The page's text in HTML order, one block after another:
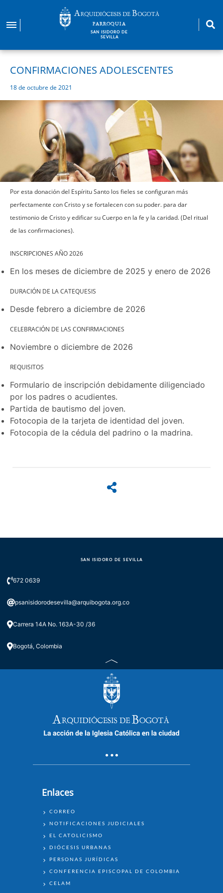
contenido
PARROQUIA
SAN ISIDORO DE
SEVILLA
CONFIRMACIONES ADOLESCENTES
18 de octubre de 2021
Por esta donación del Espíritu Santo los fieles se configuran más
perfectamente con Cristo y se fortalecen con su poder. para dar
testimonio de Cristo y edificar su Cuerpo en la fe y la caridad. (Del ritual
de las confirmaciones).
INSCRIPCIONES AÑO 2026
En los meses de diciembre de 2025 y enero de 2026
DURACIÓN DE LA CATEQUESIS
Desde febrero a diciembre de 2026
CELEBRACIÓN DE LAS CONFIRMACIONES
Noviembre o diciembre de 2026
REQUISITOS
Formulario de inscripción debidamente diligenciado
por los padres o acudientes.
Partida de bautismo del joven.
Fotocopia de la tarjeta de identidad del joven.
Fotocopia de la cédula del padrino o la madrina.
SAN ISIDORO DE SEVILLA
672 0639
psanisidorodesevilla@arquibogota.org.co
Carrera 14A No. 163A-30 /36
Bogotá, Colombia
Enlaces
ENLACES
CORREO
NOTIFICACIONES JUDICIALES
EL CATOLICISMO
DIÓCESIS URBANAS
PERSONAS JURÍDICAS
CONFERENCIA EPISCOPAL DE COLOMBIA
CELAM